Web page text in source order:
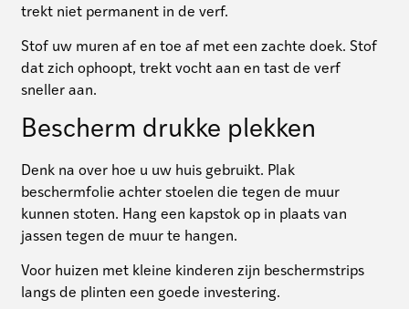
trekt niet permanent in de verf.
Stof uw muren af en toe af met een zachte doek. Stof
dat zich ophoopt, trekt vocht aan en tast de verf
sneller aan.
Bescherm drukke plekken
Denk na over hoe u uw huis gebruikt. Plak
beschermfolie achter stoelen die tegen de muur
kunnen stoten. Hang een kapstok op in plaats van
jassen tegen de muur te hangen.
Voor huizen met kleine kinderen zijn beschermstrips
langs de plinten een goede investering.